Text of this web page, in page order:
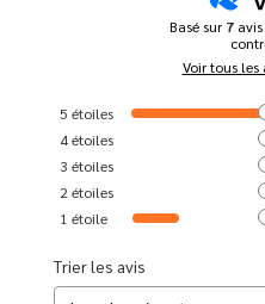
Basé sur7
Voir tous les
5 étoiles
4étoiles
3 étoiles
2 étoiles
1 étoile
Trier les avis